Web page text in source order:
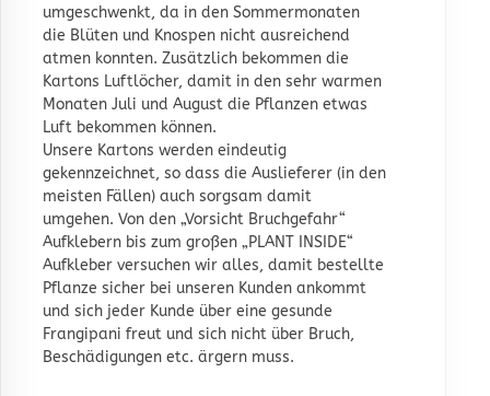
umgeschwenkt, da in den Sommermonaten
die Blüten und Knospen nicht ausreichend
atmen konnten. Zusätzlich bekommen die
Kartons Luftlöcher, damit in den sehr warmen
Monaten Juli und August die Pflanzen etwas
Luft bekommen können.
Unsere Kartons werden eindeutig
gekennzeichnet, so dass die Auslieferer (in den
meisten Fällen) auch sorgsam damit
umgehen. Von den „Vorsicht Bruchgefahr“
Aufklebern bis zum großen „PLANT INSIDE“
Aufkleber versuchen wir alles, damit bestellte
Pflanze sicher bei unseren Kunden ankommt
und sich jeder Kunde über eine gesunde
Frangipani freut und sich nicht über Bruch,
Beschädigungen etc. ärgern muss.